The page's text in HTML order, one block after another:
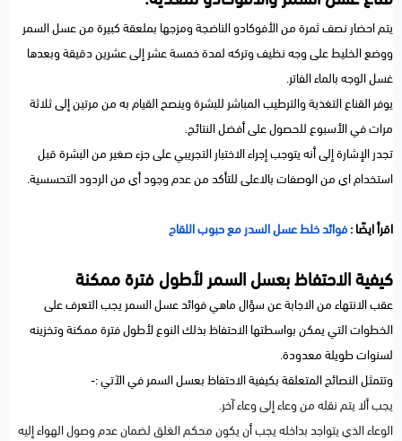
يتم احضار نصف ثمرة من الأفوكادو الناضجة ومزجها بملعقة كبيرة من عسل السمر
ووضع الخليط على وجه نظيف وتركه لمدة خمسة عشر إلى عشرين دقيقة وبعدها
غسل الوجه بالماء الفاتر.
يوفر القناع التغذية والترطيب المباشر للبشرة وينصح القيام به من مرتين إلى ثلاثة
مرات في الأسبوع للحصول على أفضل النتائج.
تجدر الإشارة إلى أنه يتوجب إجراء الاختبار التجريبي على جزء صغير من البشرة قبل
استخدام اي من الوصفات بالاعلى للتأكد من عدم وجود أي من الردود التحسسية.
اقرأ ايضًا :فوائد خلط عسل السدر مع حبوب اللقاح
كيفية الاحتفاظ بعسل السمر لأطول فترة ممكنة
عقب الانتهاء من الاجابة عن سؤال ماهي فوائد عسل السمر يجب التعرف على
الخطوات التي يمكن بواسطتها الاحتفاظ بذلك النوع لأطول فترة ممكنة وتخزينه
لسنوات طويلة معدودة.
وتتمثل النصائح المتعلقة بكيفية الاحتفاظ بعسل السمر في الآتي :-
يجب ألا يتم نقله من وعاء إلى وعاء آخر.
الوعاء الذي يتواجد بداخله يجب أن يكون محكم الغلق لضمان عدم وصول الهواء إليه